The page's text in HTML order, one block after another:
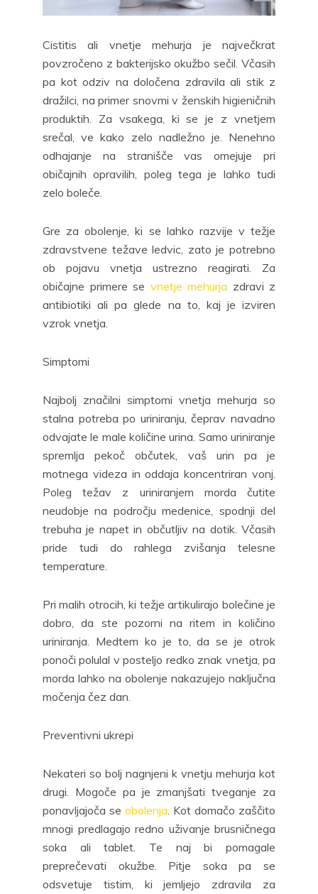
Cistitis ali vnetje mehurja je največkrat
povzročeno z bakterijsko okužbo sečil. Včasih
pa kot odziv na določena zdravila ali stik z
dražilci, na primer snovmi v ženskih higieničnih
produktih. Za vsakega, ki se je z vnetjem
srečal, ve kako zelo nadležno je. Nenehno
odhajanje na stranišče vas omejuje pri
običajnih opravilih, poleg tega je lahko tudi
zelo boleče.
Gre za obolenje, ki se lahko razvije v težje
zdravstvene težave ledvic, zato je potrebno
ob pojavu vnetja ustrezno reagirati. Za
običajne primere se vnetje mehurja zdravi z
antibiotiki ali pa glede na to, kaj je izviren
vzrok vnetja.
Simptomi
Najbolj značilni simptomi vnetja mehurja so
stalna potreba po uriniranju, čeprav navadno
odvajate le male količine urina. Samo uriniranje
spremlja pekoč občutek, vaš urin pa je
motnega videza in oddaja koncentriran vonj.
Poleg težav z uriniranjem morda čutite
neudobje na področju medenice, spodnji del
trebuha je napet in občutljiv na dotik. Včasih
pride tudi do rahlega zvišanja telesne
temperature.
Pri malih otrocih, ki težje artikulirajo bolečine je
dobro, da ste pozorni na ritem in količino
uriniranja. Medtem ko je to, da se je otrok
ponoči polulal v posteljo redko znak vnetja, pa
morda lahko na obolenje nakazujejo naključna
močenja čez dan.
Preventivni ukrepi
Nekateri so bolj nagnjeni k vnetju mehurja kot
drugi. Mogoče pa je zmanjšati tveganje za
ponavljajoča se obolenja . Kot domačo zaščito
mnogi predlagajo redno uživanje brusničnega
soka ali tablet. Te naj bi pomagale
preprečevati okužbe. Pitje soka pa se
odsvetuje tistim, ki jemljejo zdravila za